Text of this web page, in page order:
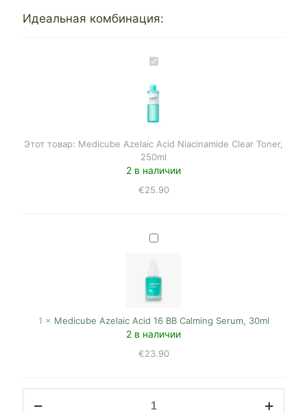
Идеальная комбинация:
Medicube
Acid
Niacinamide
Toner,
250ml
Этот товар: Medicube Azelaic Acid Niacinamide Clear Toner,
250ml
2 в наличии
€25.90
Medicube
16
BB
Calming
Serum,
1 × Medicube Azelaic Acid 16 BB Calming Serum, 30ml
2 в наличии
€23.90
товара